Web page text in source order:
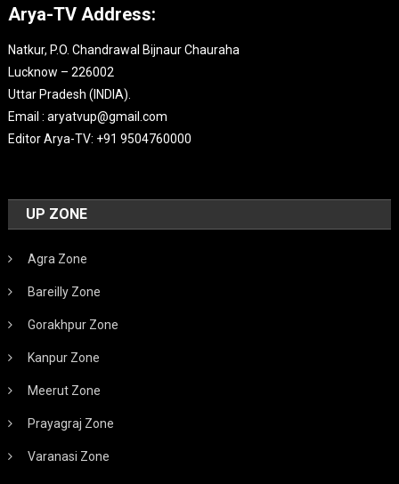
Arya-TV Address:
Natkur, P.O. Chandrawal Bijnaur Chauraha
Lucknow – 226002
Uttar Pradesh (INDIA).
Email : aryatvup@gmail.com
Editor Arya-TV: +91 9504760000
UP ZONE
Agra Zone
Bareilly Zone
Gorakhpur Zone
Kanpur Zone
Meerut Zone
Prayagraj Zone
Varanasi Zone